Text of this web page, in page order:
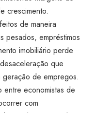
crescimento.
de maneira
pesados, empréstimos
imobiliário perde
que
de empregos.
entre economistas de
com